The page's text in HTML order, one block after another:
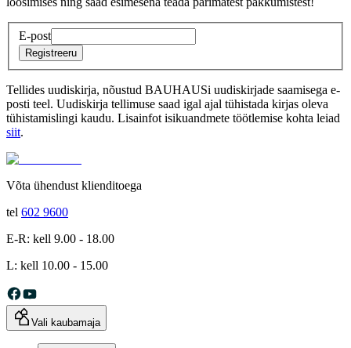
E-post
Registreeru
Tellides uudiskirja, nõustud BAUHAUSi uudiskirjade saamisega e-
posti teel. Uudiskirja tellimuse saad igal ajal tühistada kirjas oleva
tühistamislingi kaudu. Lisainfot isikuandmete töötlemise kohta leiad
siit.
Võta ühendust klienditoega
tel 602 9600
E-R: kell 9.00 - 18.00
L: kell 10.00 - 15.00
Vali kaubamaja